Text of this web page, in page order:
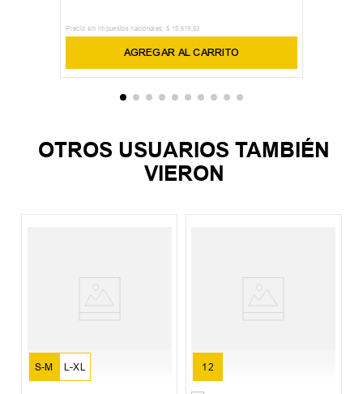
Precio sin impuestos nacionales: $ 15.619 ,83
AGREGAR AL CARRITO
OTROS USUARIOS TAMBIÉN
VIERON
L-XL
S-M 12